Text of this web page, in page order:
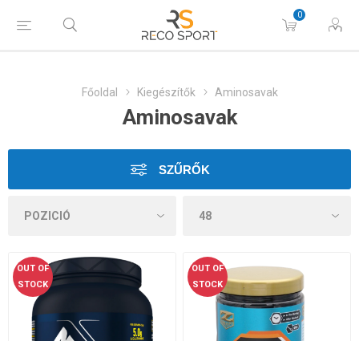
0
Főoldal Kiegészítők Aminosavak
Aminosavak
SZŰRŐK
OUT OF
STOCK
OUT OF
STOCK